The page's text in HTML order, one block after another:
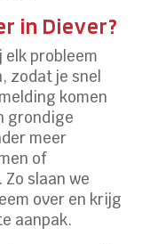
in Diever?
elk probleem
zodat je snel
komen
grondige
meer
of
slaan we
over en krijg
aanpak.